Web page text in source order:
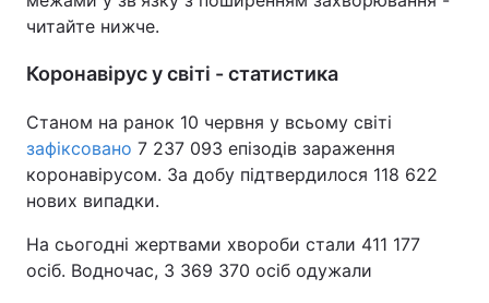
читайте нижче.
Коронавірус у світі - статистика
Станом на ранок 10 червня у всьому світі
зафіксовано 7 237 093 епізодів зараження
коронавірусом. За добу підтвердилося 118 622
нових випадки.
На сьогодні жертвами хвороби стали 411 177
осіб. Водночас, 3 369 370 осіб одужали